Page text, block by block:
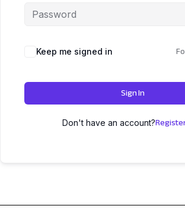
Keep me signed in
Sign In
Don't have an account?